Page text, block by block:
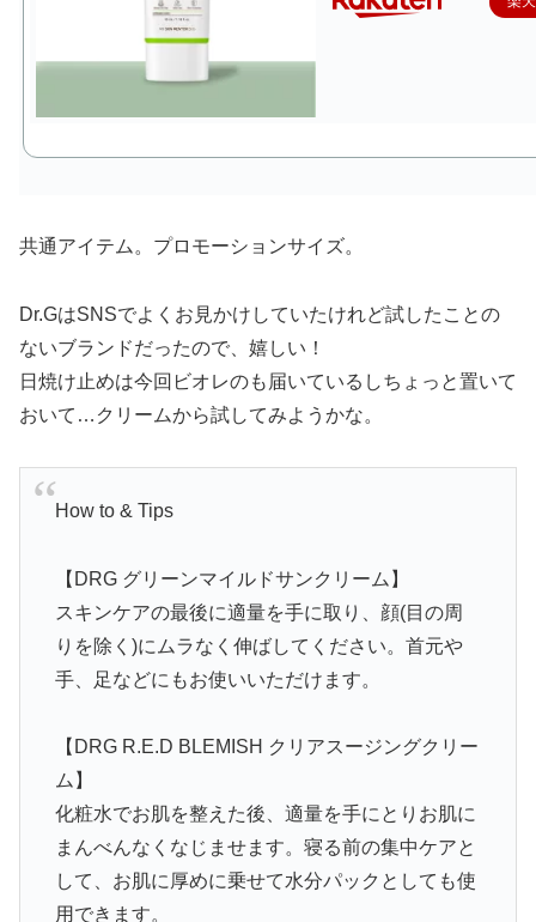
共通アイテム。プロモーションサイズ。
Dr.GはSNSでよくお見かけしていたけれど試したことの
ないブランドだったので、嬉しい！
日焼け止めは今回ビオレのも届いているしちょっと置いて
おいて…クリームから試してみようかな。
How to & Tips
【DRG グリーンマイルドサンクリーム】
スキンケアの最後に適量を手に取り、顔(目の周
りを除く)にムラなく伸ばしてください。首元や
手、足などにもお使いいただけます。
【DRG R.E.D BLEMISH クリアスージングクリー
ム】
化粧水でお肌を整えた後、適量を手にとりお肌に
まんべんなくなじませます。寝る前の集中ケアと
して、お肌に厚めに乗せて水分パックとしても使
用できます。